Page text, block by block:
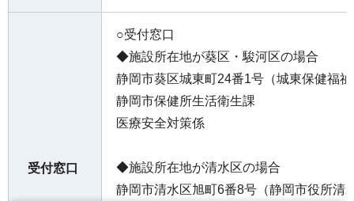
受付窓口
○受付窓口
◆施設所在地が葵区・駿河区の場合
静岡市葵区城東町24番1号（城東保健福
静岡市保健所生活衛生課
医療安全対策係
◆施設所在地が清水区の場合
静岡市清水区旭町6番8号（静岡市役所清